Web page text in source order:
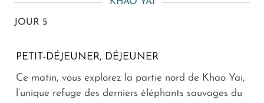
KHAO YAI
JOUR 5
PETIT-DÉJEUNER, DÉJEUNER
Ce matin, vous explorez la partie nord de Khao Yai,
l’unique refuge des derniers éléphants sauvages du